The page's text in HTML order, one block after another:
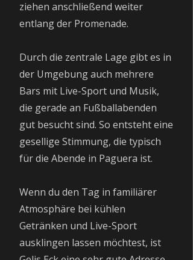
ziehen anschließend weiter
entlang der Promenade.
Durch die zentrale Lage gibt es in
der Umgebung auch mehrere
Bars mit Live-Sport und Musik,
die gerade an Fußballabenden
gut besucht sind. So entsteht eine
gesellige Stimmung, die typisch
für die Abende in Paguera ist.
Wenn du den Tag in familiärer
Atmosphäre bei kühlen
Getränken und Live-Sport
ausklingen lassen möchtest, ist